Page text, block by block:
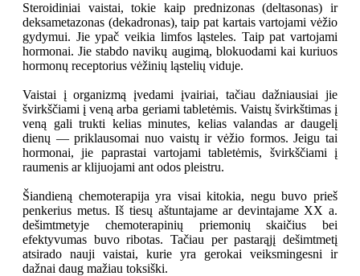
Steroidiniai vaistai, tokie kaip prednizonas (deltasonas) ir
deksametazonas (dekadronas), taip pat kartais vartojami vėžio
gydymui. Jie ypač veikia limfos ląsteles. Taip pat vartojami
hormonai. Jie stabdo navikų augimą, blokuodami kai kuriuos
hormonų receptorius vėžinių ląstelių viduje.
Vaistai į organizmą įvedami įvairiai, tačiau dažniausiai jie
švirkščiami į veną arba geriami tabletėmis. Vaistų švirkštimas į
veną gali trukti kelias minutes, kelias valandas ar daugelį
dienų — priklausomai nuo vaistų ir vėžio formos. Jeigu tai
hormonai, jie paprastai vartojami tabletėmis, švirkščiami į
raumenis ar klijuojami ant odos pleistru.
Šiandieną chemoterapija yra visai kitokia, negu buvo prieš
penkerius metus. Iš tiesų aštuntajame ar devintajame XX a.
dešimtmetyje chemoterapinių priemonių skaičius bei
efektyvumas buvo ribotas. Tačiau per pastarąjį dešimtmetį
atsirado nauji vaistai, kurie yra gerokai veiksmingesni ir
dažnai daug mažiau toksiški.